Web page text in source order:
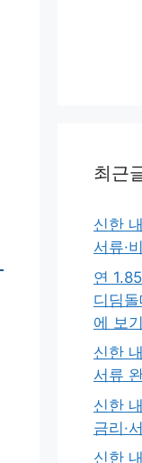
최근
신한
서류·
연
디딤
에 보기
신한
서류
신한
금리·
신한